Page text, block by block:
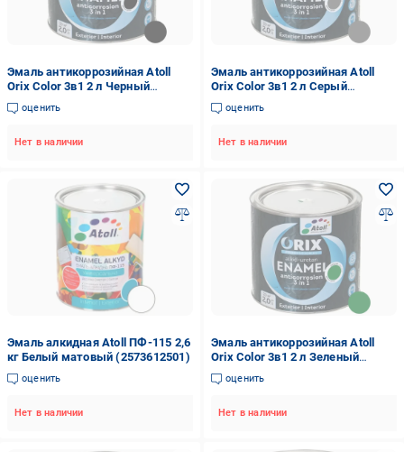
Эмаль антикоррозийная Atoll
Orix Color 3в1 2 л Черный
(2573789754)
оценить
Нет в наличии
Эмаль антикоррозийная Atoll
Orix Color 3в1 2 л Серый
(2573786102)
оценить
Нет в наличии
Эмаль алкидная Atoll ПФ-115 2,6
кг Белый матовый (2573612501)
оценить
Нет в наличии
Эмаль антикоррозийная Atoll
Orix Color 3в1 2 л Зеленый
(2573779269)
оценить
Нет в наличии